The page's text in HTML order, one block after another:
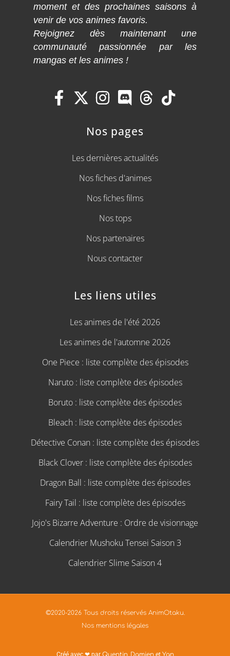
moment et des prochaines saisons à
venir de vos animes favoris.
Rejoignez dès maintenant une
communauté passionnée par les
mangas et les animes !
Nos pages
Les dernières actualités
Nos fiches d'animes
Nos fiches films
Nos tops
Nos partenaires
Nous contacter
Les liens utiles
Les animes de l'été 2026
Les animes de l'automne 2026
One Piece : liste complète des épisodes
Naruto : liste complète des épisodes
Boruto : liste complète des épisodes
Bleach : liste complète des épisodes
Détective Conan : liste complète des épisodes
Black Clover : liste complète des épisodes
Dragon Ball : liste complète des épisodes
Fairy Tail : liste complète des épisodes
Jojo's Bizarre Adventure : Ordre de visionnage
Calendrier Mushoku Tensei Saison 3
Calendrier Slime Saison 4
©2020-2026 Tous droits réservés AnimOtaku.
Nos mentions légales
Créé avec ❤ par Quentin, Damienet Yan